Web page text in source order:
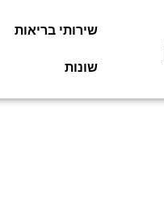
שירותי בריאות
שונות